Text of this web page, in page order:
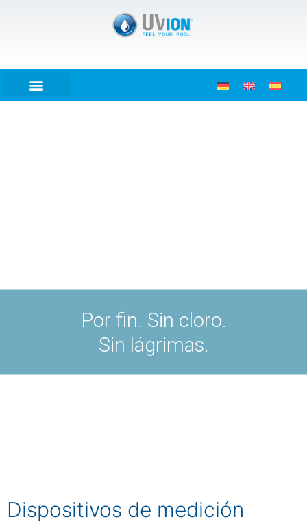
Por fin. Sin cloro.
Sin lágrimas.
Dispositivos de medición